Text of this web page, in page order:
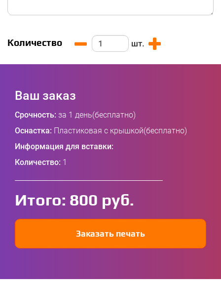
Количество шт.
Ваш заказ
Срочность: за 1 день(бесплатно)
Оснастка: Пластиковая с крышкой(бесплатно)
Информация для вставки:
Количество: 1
Итого: 800
Заказать печать